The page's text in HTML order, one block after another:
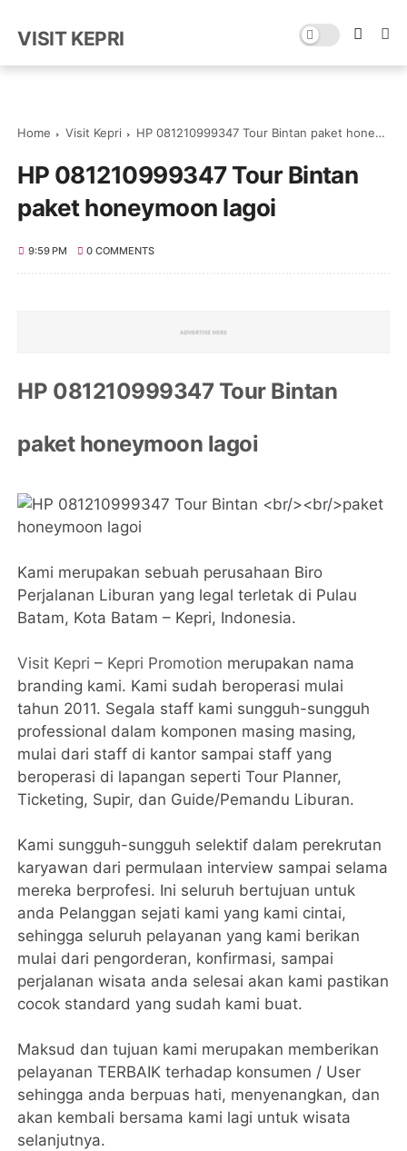
VISIT KEPRI
Home Visit Kepri HP 081210999347 Tour Bintan paket honeymoon lagoi
HP 081210999347 Tour Bintan
paket honeymoon lagoi
9:59 PM 0 COMMENTS
HP 081210999347 Tour Bintan
paket honeymoon lagoi
Kami merupakan sebuah perusahaan Biro
Perjalanan Liburan yang legal terletak di Pulau
Batam, Kota Batam – Kepri, Indonesia.
Visit Kepri – Kepri Promotion merupakan nama
branding kami. Kami sudah beroperasi mulai
tahun 2011. Segala staff kami sungguh-sungguh
professional dalam komponen masing masing,
mulai dari staff di kantor sampai staff yang
beroperasi di lapangan seperti Tour Planner,
Ticketing, Supir, dan Guide/Pemandu Liburan.
Kami sungguh-sungguh selektif dalam perekrutan
karyawan dari permulaan interview sampai selama
mereka berprofesi. Ini seluruh bertujuan untuk
anda Pelanggan sejati kami yang kami cintai,
sehingga seluruh pelayanan yang kami berikan
mulai dari pengorderan, konfirmasi, sampai
perjalanan wisata anda selesai akan kami pastikan
cocok standard yang sudah kami buat.
Maksud dan tujuan kami merupakan memberikan
pelayanan TERBAIK terhadap konsumen / User
sehingga anda berpuas hati, menyenangkan, dan
akan kembali bersama kami lagi untuk wisata
selanjutnya.